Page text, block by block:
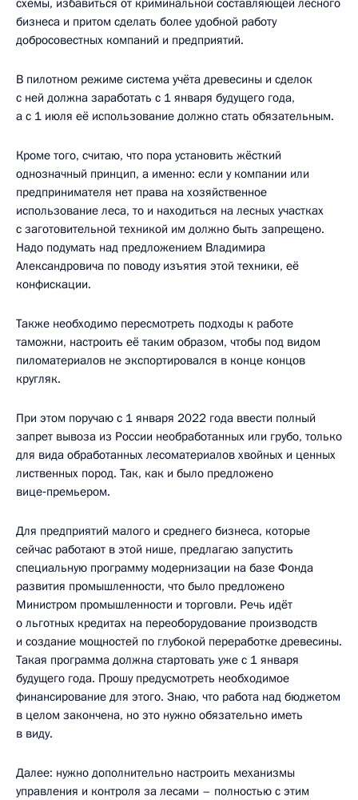
бизнеса и притом сделать более удобной работу
добросовестных компаний и предприятий.
В пилотном режиме система учёта древесины и сделок
с ней должна заработать с 1 января будущего года,
а с 1 июля её использование должно стать обязательным.
Кроме того, считаю, что пора установить жёсткий
однозначный принцип, а именно: если у компании или
предпринимателя нет права на хозяйственное
использование леса, то и находиться на лесных участках
с заготовительной техникой им должно быть запрещено.
Надо подумать над предложением Владимира
Александровича по поводу изъятия этой техники, её
конфискации.
Также необходимо пересмотреть подходы к работе
таможни, настроить её таким образом, чтобы под видом
пиломатериалов не экспортировался в конце концов
кругляк.
При этом поручаю с 1 января 2022 года ввести полный
запрет вывоза из России необработанных или грубо, только
для вида обработанных лесоматериалов хвойных и ценных
лиственных пород. Так, как и было предложено
вице‑премьером.
Для предприятий малого и среднего бизнеса, которые
сейчас работают в этой нише, предлагаю запустить
специальную программу модернизации на базе Фонда
развития промышленности, что было предложено
Министром промышленности и торговли. Речь идёт
о льготных кредитах на переоборудование производств
и создание мощностей по глубокой переработке древесины.
Такая программа должна стартовать уже с 1 января
будущего года. Прошу предусмотреть необходимое
финансирование для этого. Знаю, что работа над бюджетом
в целом закончена, но это нужно обязательно иметь
в виду.
Далее: нужно дополнительно настроить механизмы
управления и контроля за лесами – полностью с этим